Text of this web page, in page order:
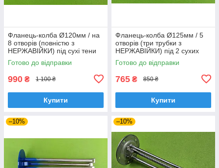
Фланець-колба Ø120мм / на
8 отворів (повністю з
НЕРЖАВІЙКИ) під сухі тени
до бойлерів Klima Hitze, ARTI
Готово до відправки
990 ₴ 1 100 ₴
Купити
Фланець-колба Ø125мм / 5
отворів (три трубки з
НЕРЖАВІЙКИ) під 2 сухих
тени до бойлерів "ARISTON"
Готово до відправки
765 ₴ 850 ₴
Купити
–10% –10%